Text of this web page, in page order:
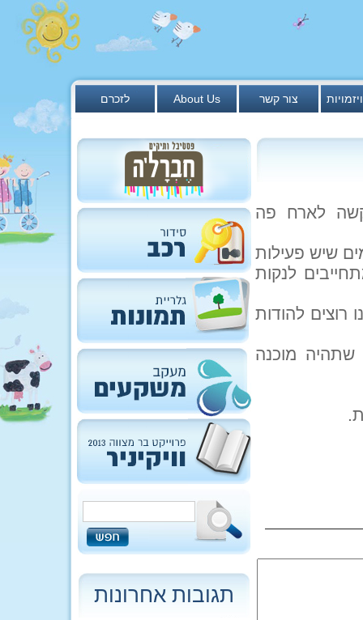
לזכרם About Us צור קשר
לארח פה
שיש פעילות
לנקות
רוצים להודות
מוכנה
תגובות אחרונות